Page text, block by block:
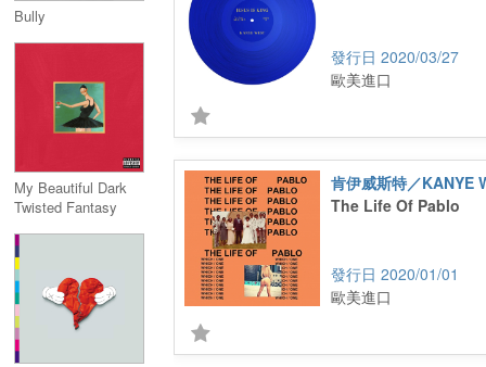
Bully
My Beautiful Dark
Twisted Fantasy
2020/03/27
歐美進口
肯伊威斯特／KANYE
The Life Of Pablo
2020/01/01
歐美進口